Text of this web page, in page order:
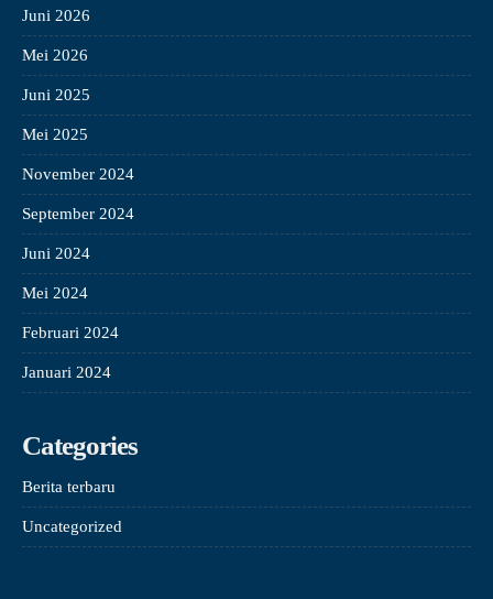
Juni 2026
Mei 2026
Juni 2025
Mei 2025
November 2024
September 2024
Juni 2024
Mei 2024
Februari 2024
Januari 2024
Categories
Berita terbaru
Uncategorized